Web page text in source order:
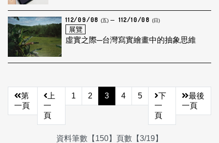
112/09/08 (五) 112/10/08 (日)
展覽
虛實之際─台灣寫實繪畫中的抽象思維
第
一頁
上
一
頁
1 2 3 4 5
下
一
頁
最後
一頁
資料筆數【150】頁數【3/19】